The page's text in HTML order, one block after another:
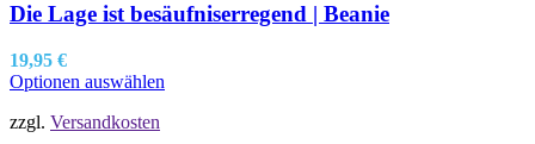
Die Lage ist besäufniserregend | Beanie
19,95 €
Optionen auswählen
zzgl. Versandkosten